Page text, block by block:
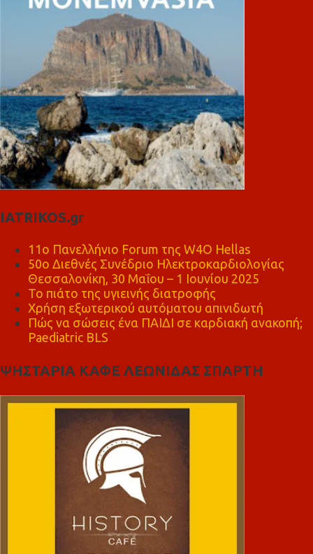
IATRIKOS.gr
11ο Πανελλήνιο Forum της W4O Hellas
50ο Διεθνές Συνέδριο Ηλεκτροκαρδιολογίας
Θεσσαλονίκη, 30 Μαΐου – 1 Ιουνίου 2025
Το πιάτο της υγιεινής διατροφής
Χρήση εξωτερικού αυτόματου απινιδωτή
Πώς να σώσεις ένα ΠΑΙΔΙ σε καρδιακή ανακοπή;
Paediatric BLS
ΨΗΣΤΑΡΙΑ ΚΑΦΕ ΛΕΩΝΙΔΑΣ ΣΠΑΡΤΗ